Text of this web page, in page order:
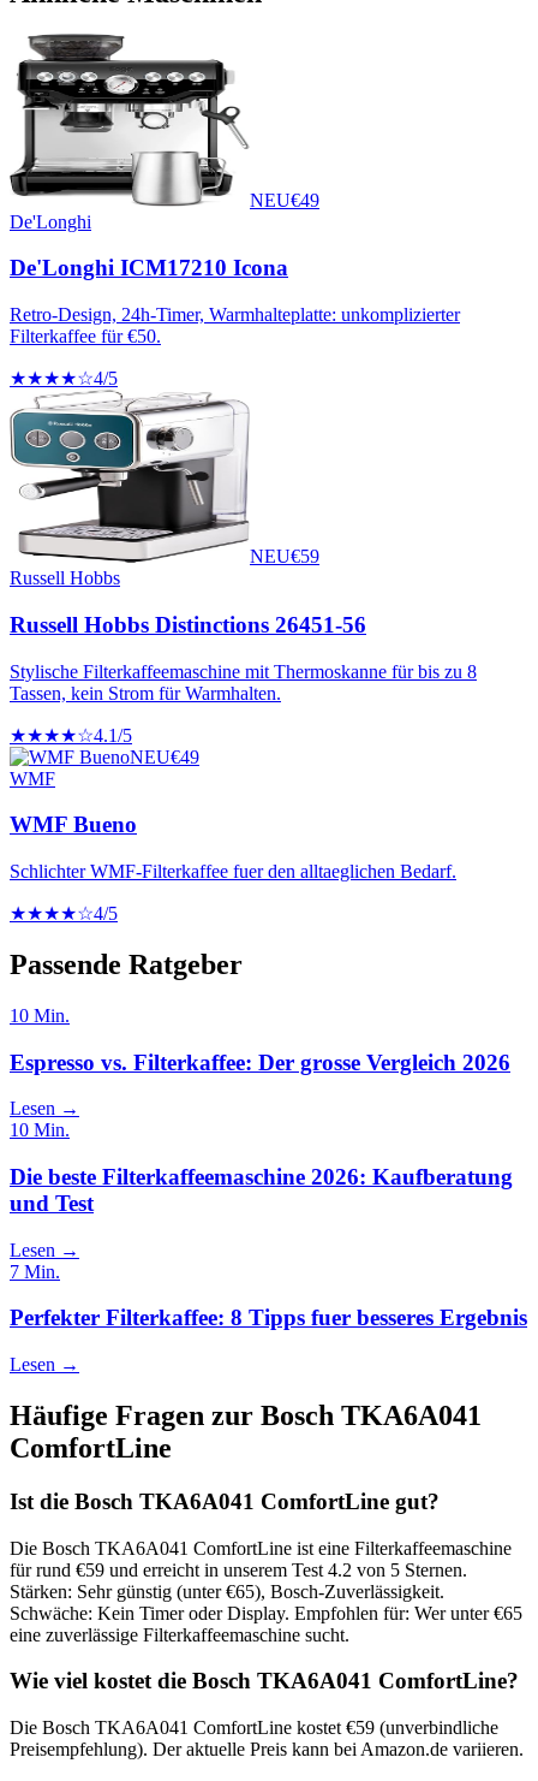
NEU€49
De'Longhi
De'Longhi ICM17210 Icona
Retro-Design, 24h-Timer, Warmhalteplatte: unkomplizierter
Filterkaffee für €50.
★★★★☆4/5
NEU€59
Russell Hobbs
Russell Hobbs Distinctions 26451-56
Stylische Filterkaffeemaschine mit Thermoskanne für bis zu 8
Tassen, kein Strom für Warmhalten.
★★★★☆4.1/5
NEU€49
WMF
WMF Bueno
Schlichter WMF-Filterkaffee fuer den alltaeglichen Bedarf.
★★★★☆4/5
Passende Ratgeber
10 Min.
Espresso vs. Filterkaffee: Der grosse Vergleich 2026
Lesen →
10 Min.
Die beste Filterkaffeemaschine 2026: Kaufberatung
und Test
Lesen →
7 Min.
Perfekter Filterkaffee: 8 Tipps fuer besseres Ergebnis
Lesen →
Häufige Fragen zur Bosch TKA6A041
ComfortLine
Ist die Bosch TKA6A041 ComfortLine gut?
Die Bosch TKA6A041 ComfortLine ist eine Filterkaffeemaschine
für rund €59 und erreicht in unserem Test 4.2 von 5 Sternen.
Stärken: Sehr günstig (unter €65), Bosch-Zuverlässigkeit.
Schwäche: Kein Timer oder Display. Empfohlen für: Wer unter €65
eine zuverlässige Filterkaffeemaschine sucht.
Wie viel kostet die Bosch TKA6A041 ComfortLine?
Die Bosch TKA6A041 ComfortLine kostet €59 (unverbindliche
Preisempfehlung). Der aktuelle Preis kann bei Amazon.de variieren.